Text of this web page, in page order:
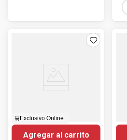
Exclusivo Online
Agregar al carrito